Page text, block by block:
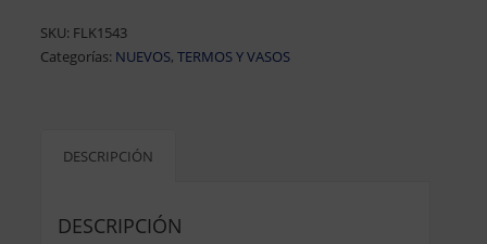
SPORT
LF-
SKU: FLK1543
Categorías: NUEVOS, TERMOS Y VASOS
DESCRIPCIÓN
DESCRIPCIÓN